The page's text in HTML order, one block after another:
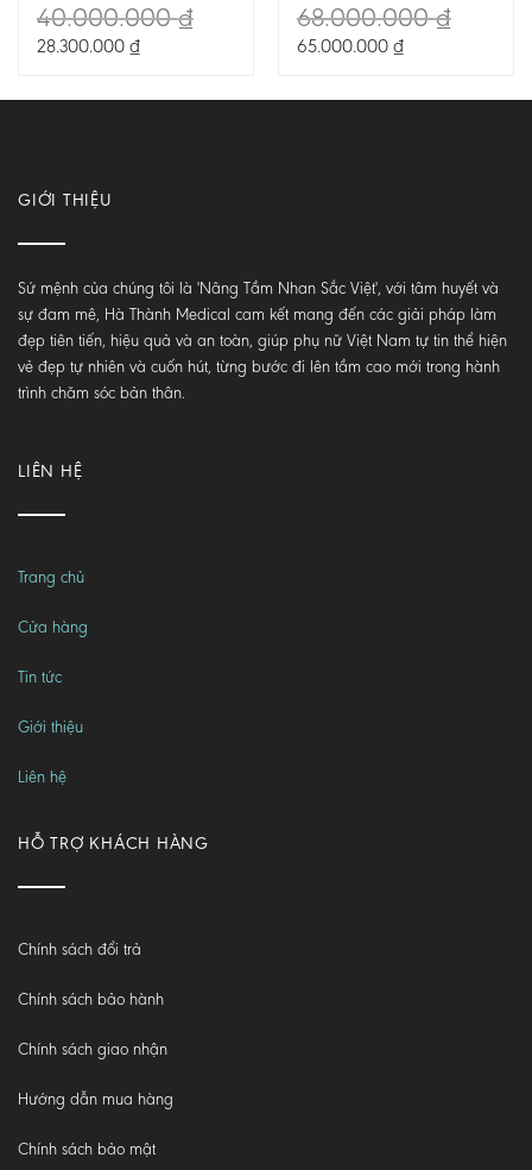
40.000.000₫
28.300.000 ₫
68.000.000₫
65.000.000 ₫
GIỚI THIỆU
Sứ mệnh của chúng tôi là 'Nâng Tầm Nhan Sắc Việt', với tâm huyết và
sự đam mê, Hà Thành Medical cam kết mang đến các giải pháp làm
đẹp tiên tiến, hiệu quả và an toàn, giúp phụ nữ Việt Nam tự tin thể hiện
vẻ đẹp tự nhiên và cuốn hút, từng bước đi lên tầm cao mới trong hành
trình chăm sóc bản thân.
LIÊN HỆ
Trang chủ
Cửa hàng
Tin tức
Giới thiệu
Liên hệ
HỖ TRỢ KHÁCH HÀNG
Chính sách đổi trả
Chính sách bảo hành
Chính sách giao nhận
Hướng dẫn mua hàng
Chính sách bảo mật